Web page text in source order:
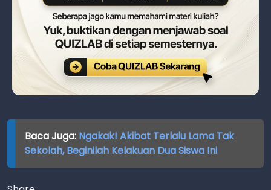
Baca Juga: Ngakak! Akibat Terlalu Lama Tak
Sekolah, Beginilah Kelakuan Dua Siswa Ini